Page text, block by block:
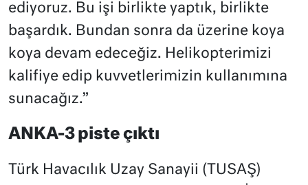
ediyoruz. Bu işi birlikte yaptık, birlikte
başardık. Bundan sonra da üzerine koya
koya devam edeceğiz. Helikopterimizi
kalifiye edip kuvvetlerimizin kullanımına
sunacağız.”
ANKA-3 piste çıktı
Türk Havacılık Uzay Sanayii (TUSAŞ)